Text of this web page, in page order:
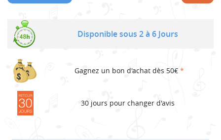
Disponible sous 2 à 6 Jours
Gagnez un bon d'achat dès 50€ *
30 jours pour changer d'avis